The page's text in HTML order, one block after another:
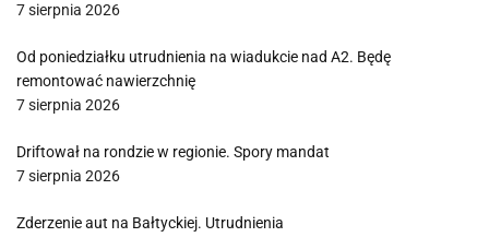
7 sierpnia 2026
Od poniedziałku utrudnienia na wiadukcie nad A2. Będę
remontować nawierzchnię
7 sierpnia 2026
Driftował na rondzie w regionie. Spory mandat
7 sierpnia 2026
Zderzenie aut na Bałtyckiej. Utrudnienia